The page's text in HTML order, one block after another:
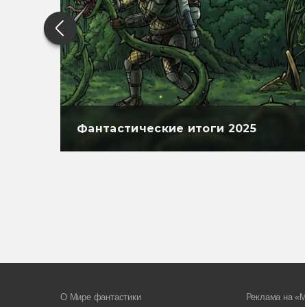
Фантастические итоги 2025
О Мире фантастики Реклама на